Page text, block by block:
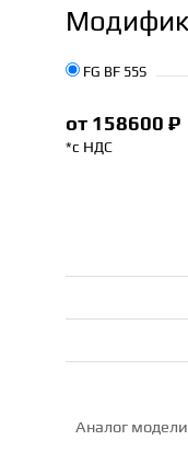
FG BF 55S
от 158600 ₽
*с НДС
Аналог